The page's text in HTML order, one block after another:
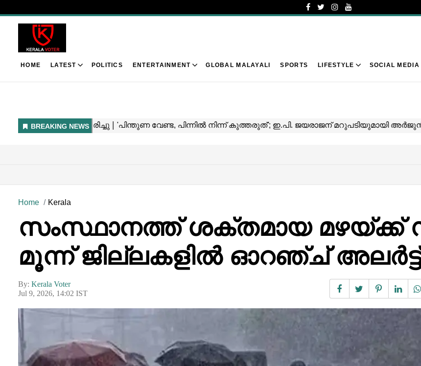
HOME LATEST POLITICS ENTERTAINMENT GLOBAL MALAYALI SPORTS LIFESTYLE SOCIAL MEDIA
Home Kerala
സംസ്ഥാനത്ത് ശക്തമായ മഴയ്ക്ക്
മൂന്ന് ജില്ലകളിൽ ഓറഞ്ച് അലർട്ട്
By: Kerala Voter
Jul 9, 2026, 14:02 IST